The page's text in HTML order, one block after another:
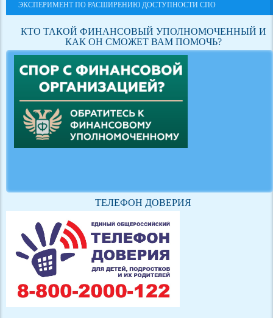
ЭКСПЕРИМЕНТ ПО РАСШИРЕНИЮ ДОСТУПНОСТИ СПО
КТО ТАКОЙ ФИНАНСОВЫЙ УПОЛНОМОЧЕННЫЙ И
КАК ОН СМОЖЕТ ВАМ ПОМОЧЬ?
ТЕЛЕФОН ДОВЕРИЯ